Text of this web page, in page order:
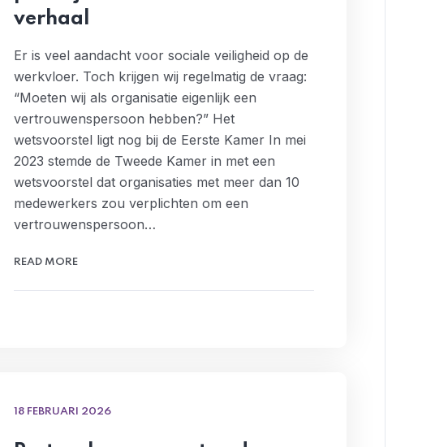
verhaal
Er is veel aandacht voor sociale veiligheid op de
werkvloer. Toch krijgen wij regelmatig de vraag:
“Moeten wij als organisatie eigenlijk een
vertrouwenspersoon hebben?” Het
wetsvoorstel ligt nog bij de Eerste Kamer In mei
2023 stemde de Tweede Kamer in met een
wetsvoorstel dat organisaties met meer dan 10
medewerkers zou verplichten om een
vertrouwenspersoon…
READ MORE
18 FEBRUARI 2026